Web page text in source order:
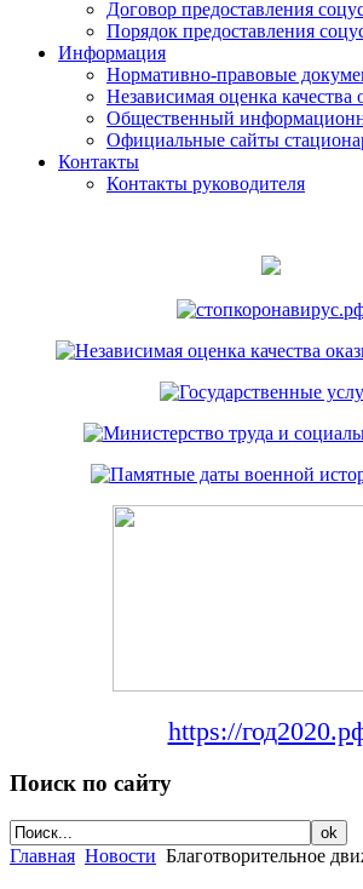
Договор предоставления
Порядок предоставления
Информация
Нормативно-правовые
Независимая оценка качества
Общественный
Официальные сайты
Контакты
Контакты руководителя
https://
Поиск по сайту
Главная Новости Благотворительное